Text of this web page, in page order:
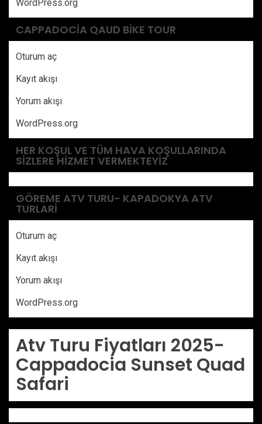
WordPress.org
CAPPADOCIA QAUD BIKE TOUR
Oturum aç
Kayıt akışı
Yorum akışı
WordPress.org
HER KOŞUL VE TÜM HAVA KOŞULLARINDA
SIZLERE HIZMET VERMEKTEYIZ
GÖREME ATV TURU- KAPADOKYA ATV
TURLARI
Oturum aç
Kayıt akışı
Yorum akışı
WordPress.org
Atv Turu Fiyatları 2025-
Cappadocia Sunset Quad
Safari